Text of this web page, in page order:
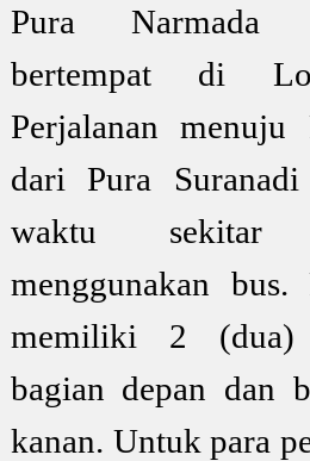
Pura Narmada
bertempat di
Perjalanan menuju
dari Pura Suranadi
waktu
menggunakan bus.
memiliki 2 (dua)
bagian depan dan
kanan. Untuk para